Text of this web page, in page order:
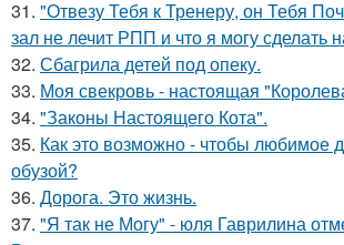
31. "Отвезу Тебя к Тренеру, он Тебя
зал не лечит РПП и что я могу сделать
32. Сбагрила детей под опеку.
33. Моя свекровь - настоящая
34. "Законы Настоящего Кота".
35. Как это возможно - чтобы любимое
обузой?
36. Дорога. Это жизнь.
37. "Я так не Могу" - юля Гаврилина